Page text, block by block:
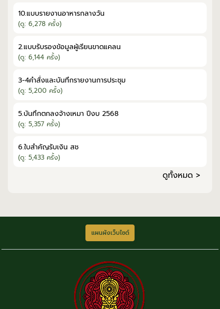
10.แบบรายงานอาหารกลางวัน
(ดู: 6,278 ครั้ง)
2.แบบรับรองข้อมูลผู้เรียนขาดแคลน
(ดู: 6,144 ครั้ง)
3-4คำสั่งและบันทึกรายงานการประชุม
(ดู: 5,200 ครั้ง)
5.บันทึกตกลงจ้างเหมา ปีงบ 2568
(ดู: 5,357 ครั้ง)
6.ใบสำคัญรับเงิน สช
(ดู: 5,433 ครั้ง)
ดูทั้งหมด >
แผนผังเว็บไซต์